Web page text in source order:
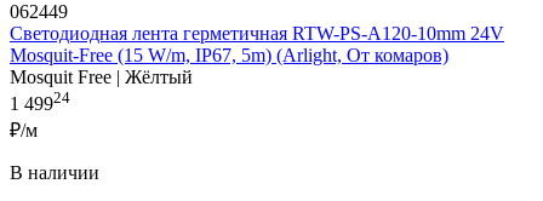
062449
Светодиодная лента герметичная RTW-PS-A120-10mm 24V
Mosquit-Free (15 W/m, IP67, 5m) (Arlight, От комаров)
Mosquit Free | Жёлтый
1 49924
₽/м
В наличии